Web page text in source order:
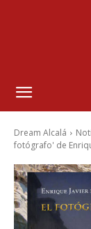
Dream Alcalá
fotógrafo' de